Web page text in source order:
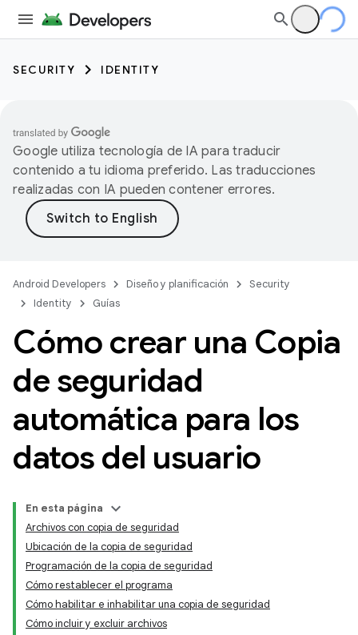
SECURITY IDENTITY
Google utiliza tecnología de IA para traducir
contenido a tu idioma preferido. Las traducciones
realizadas con IA pueden contener errores.
Android Developers Diseño y planificación
Security
Identity
Guías
Cómo crear una Copia
de seguridad
automática para los
datos del usuario
En esta página
Archivos con copia de seguridad
Ubicación de la copia de seguridad
Programación de la copia de seguridad
Cómo restablecer el programa
Cómo habilitar e inhabilitar una copia de seguridad
Cómo incluir y excluir archivos